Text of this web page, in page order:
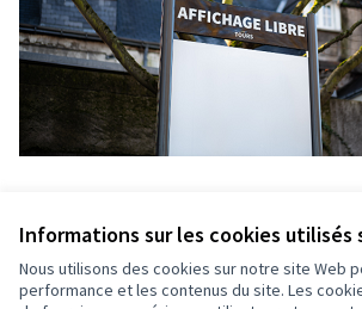
Informations sur les cookies utilisés
Nous utilisons des cookies sur notre site Web
performance et les contenus du site. Les